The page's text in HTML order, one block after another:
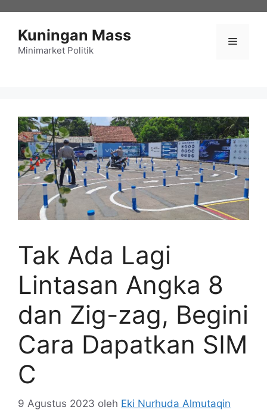
Kuningan Mass
Minimarket Politik
Menu
Tak Ada Lagi
Lintasan Angka 8
dan Zig-zag, Begini
Cara Dapatkan SIM
C
9 Agustus 2023 oleh Eki Nurhuda Almutaqin